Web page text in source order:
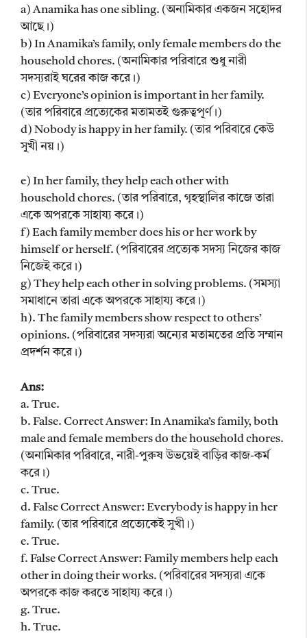
a) Anamika has one sibling. (অনামিকার একজন সহোদর
আছে।)
b) In Anamika’s family, only female members do the
household chores. (অনামিকার পরিবারে শুধু নারী
সদস্যরাই ঘরের কাজ করে।)
c) Everyone’s opinion is important in her family.
(তার পরিবারে প্রত্যেকের মতামতই গুরুত্বপূর্ণ।)
d) Nobody is happy in her family. (তার পরিবারে কেউ
সুখী নয়।)
e) In her family, they help each other with
household chores. (তার পরিবারে, গৃহস্থালির কাজে তারা
একে অপরকে সাহায্য করে।)
f) Each family member does his or her work by
himself or herself. (পরিবারের প্রত্যেক সদস্য নিজের কাজ
নিজেই করে।)
g) They help each other in solving problems. (সমস্যা
সমাধানে তারা একে অপরকে সাহায্য করে।)
h). The family members show respect to others’
opinions. (পরিবারের সদস্যরা অন্যের মতামতের প্রতি সম্মান
প্রদর্শন করে।)
Ans:
a. True.
b. False. Correct Answer: In Anamika’s family, both
male and female members do the household chores.
(অনামিকার পরিবারে, নারী-পুরুষ উভয়েই বাড়ির কাজ-কর্ম
করে।)
c. True.
d. False Correct Answer: Everybody is happy in her
family. (তার পরিবারে প্রত্যেকেই সুখী।)
e. True.
f. False Correct Answer: Family members help each
other in doing their works. (পরিবারের সদস্যরা একে
অপরকে কাজ করতে সাহায্য করে।)
g. True.
h. True.